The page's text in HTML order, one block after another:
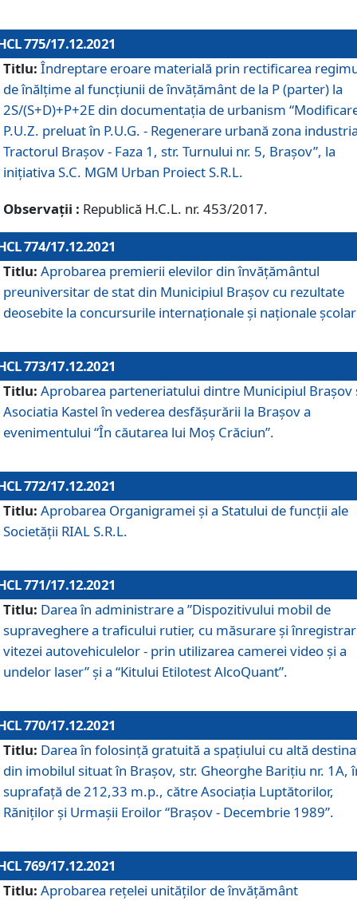
775/17.12.2021
Titlu: Îndreptare eroare materială prin rectificarea
de înălţime al funcţiunii de învăţământ de la P (parter) la
2S/(S+D)+P+2E din documentaţia de urbanism
P.U.Z. preluat în P.U.G. - Regenerare urbană zona
Tractorul Braşov - Faza 1, str. Turnului nr. 5, Braşov”, la
iniţiativa S.C. MGM Urban Proiect S.R.L.
Observații : Republică H.C.L. nr. 453/2017.
774/17.12.2021
Titlu: Aprobarea premierii elevilor din învățământul
preuniversitar de stat din Municipiul Brașov cu rezultate
deosebite la concursurile internaționale și naționale
773/17.12.2021
Titlu: Aprobarea parteneriatului dintre Municipiul Brașov
Asociatia Kastel în vederea desfăşurării la Brașov a
evenimentului “În căutarea lui Moș Crăciun”.
772/17.12.2021
Titlu: Aprobarea Organigramei şi a Statului de funcţii ale
Societăţii RIAL S.R.L.
771/17.12.2021
Titlu: Darea în administrare a ”Dispozitivului mobil de
supraveghere a traficului rutier, cu măsurare și
vitezei autovehiculelor - prin utilizarea camerei video și a
undelor laser” și a “Kitului Etilotest AlcoQuant”.
770/17.12.2021
Titlu: Darea în folosinţă gratuită a spaţiului cu altă
din imobilul situat în Braşov, str. Gheorghe Bariţiu nr. 1A,
suprafaţă de 212,33 m.p., către Asociaţia Luptătorilor,
Răniţilor şi Urmaşii Eroilor “Braşov - Decembrie 1989”.
769/17.12.2021
Titlu: Aprobarea reţelei unităţilor de învăţământ